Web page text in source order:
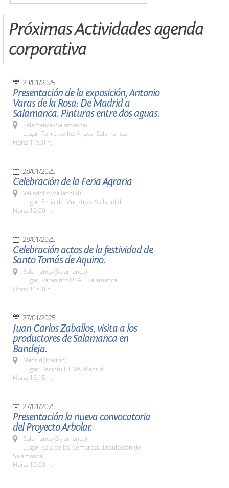
Próximas Actividades agenda
corporativa
29/01/2025
Presentación de la exposición, Antonio
Varas de la Rosa: De Madrid a
Salamanca. Pinturas entre dos aguas.
Salamanca (Salamanca)
Lugar: Torre de los Anaya. Salamanca.
Hora: 11:00 h.
28/01/2025
Celebración de la Feria Agraria
Valladolid (Valladolid)
Lugar: Feria de Muestras. Valladolid.
Hora: 12:00 h.
28/01/2025
Celebración actos de la festividad de
Santo Tomás de Aquino.
Salamanca (Salamanca)
Lugar: Paraninfo USAL. Salamanca
Hora: 11:00 h.
27/01/2025
Juan Carlos Zaballos, visita a los
productores de Salamanca en
Bandeja.
Madrid (Madrid)
Lugar: Recinto IFEMA. Madrid.
Hora: 13:15 h.
27/01/2025
Presentación la nueva convocatoria
del Proyecto Arbolar.
Salamanca (Salamanca)
Lugar: Sala de las Comarcas. Diputación de
Salamanca.
Hora: 10:00 h.